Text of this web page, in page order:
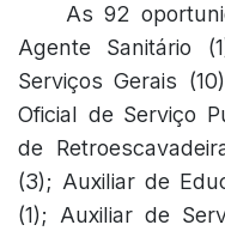
As 92
Agente Sanitário
Serviços Gerais
Oficial de Serviço
de
(3); Auxiliar de
(1); Auxiliar de